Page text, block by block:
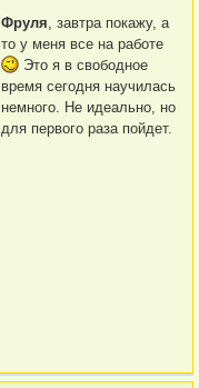
Фруля, завтра покажу, а
то у меня все на работе
Это я в свободное
время сегодня научилась
немного. Не идеально, но
для первого раза пойдет.